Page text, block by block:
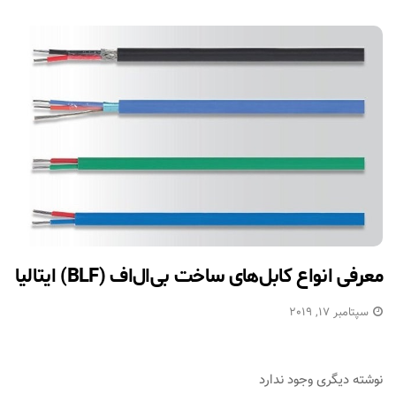
معرفی انواع کابل‌های ساخت بی‌ال‌اف (BLF) ایتالیا
سپتامبر 17, 2019
نوشته دیگری وجود ندارد